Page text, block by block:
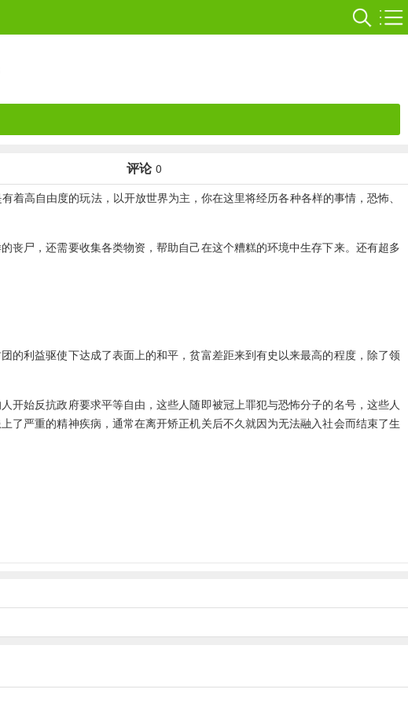
评论 0
高自由度的玩法，以开放世界为主，你在这里将经历各种各样的事情，恐怖、
丧尸，还需要收集各类物资，帮助自己在这个糟糕的环境中生存下来。还有超多
的利益驱使下达成了表面上的和平，贫富差距来到有史以来最高的程度，除了领
始反抗政府要求平等自由，这些人随即被冠上罪犯与恐怖分子的名号，这些人
了严重的精神疾病，通常在离开矫正机关后不久就因为无法融入社会而结束了生